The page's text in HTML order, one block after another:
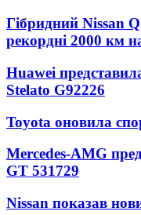
Гібридний Nissan
рекордні 2000 км
Huawei
Stelato G92226
Toyota оновила
Mercedes-AMG
GT 531729
Nissan показав